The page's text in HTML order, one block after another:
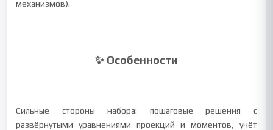
механизмов).
✨ Особенности
Сильные стороны набора: пошаговые решения с
развёрнутыми уравнениями проекций и моментов, учёт